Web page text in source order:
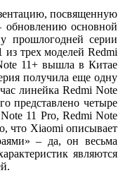
посвященную
обновлению основной
прошлогодней серии
трех моделей Redmi
11+ вышла в Китае
получила еще одну
линейка Redmi Note
представлено четыре
11 Pro, Redmi Note
что Xiaomi описывает
– да, он весьма
являются